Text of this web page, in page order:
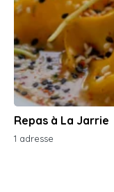
Repas à La Jarrie
1 adresse